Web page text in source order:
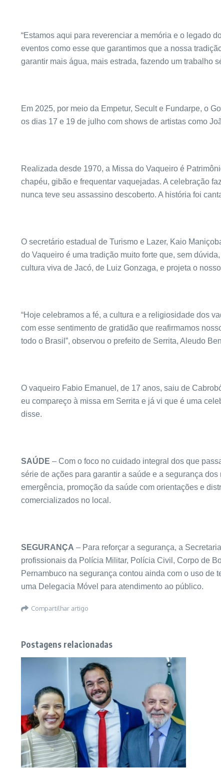
“Estamos aqui para reverenciar a memória e o legado
eventos como esse que garantimos que a nossa
garantir mais água, mais estrada, fazendo um trabalho
Em 2025, por meio da Empetur, Secult e Fundarpe, o
os dias 17 e 19 de julho com shows de artistas como
Realizada desde 1970, a Missa do Vaqueiro é
chapéu‬‭, gibão‬‭ e frequentar vaquejadas. A celebração
nunca teve seu‬‭ assassino‬‭ descoberto. A história foi
O secretário estadual de Turismo e Lazer, Kaio
do Vaqueiro é uma tradição muito forte que, sem
cultura viva de Jacó, de Luiz Gonzaga, e projeta o
“Hoje celebramos a fé, a cultura e a religiosidade dos
com esse sentimento de gratidão que reafirmamos
todo o Brasil”, observou o prefeito de Serrita, Aleudo
O vaqueiro Fabio Emanuel, de 17 anos, saiu de
eu compareço à missa em Serrita e já vi que é uma
disse.
SAÚDE – Com o foco no cuidado integral dos que
série de ações para garantir a saúde e a segurança
emergência, promoção da saúde com orientações e
comercializados no local.
SEGURANÇA – Para reforçar a segurança, a
profissionais da Polícia Militar, Polícia Civil, Corpo de
Pernambuco na segurança contou ainda com o uso de
uma Delegacia Móvel para atendimento ao público.
Compartilhar artigo
Postagens relacionadas